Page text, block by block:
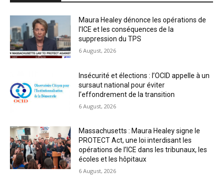
Maura Healey dénonce les opérations de
l’ICE et les conséquences de la
suppression du TPS
6 August, 2026
Insécurité et élections : l’OCID appelle à un
sursaut national pour éviter
l’effondrement de la transition
6 August, 2026
Massachusetts : Maura Healey signe le
PROTECT Act, une loi interdisant les
opérations de l’ICE dans les tribunaux, les
écoles et les hôpitaux
6 August, 2026